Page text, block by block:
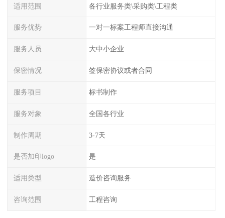
适用范围 各行业服务类\采购类\工程类
服务优势 一对一标案工程师直接沟通
服务人员 大中小企业
保密情况 签保密协议或者合同
服务项目 标书制作
服务对象 全国各行业
制作周期 3-7天
是否加印logo 是
适用类型 造价咨询服务
咨询范围 工程咨询